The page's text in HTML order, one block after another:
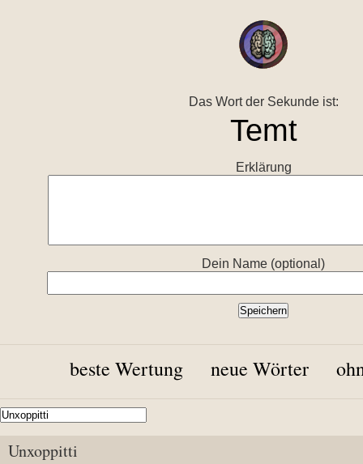
Das Wort der Sekunde ist:
Erklärung
Dein Name (optional)
beste Wertung neue Wörter
Unxoppitti